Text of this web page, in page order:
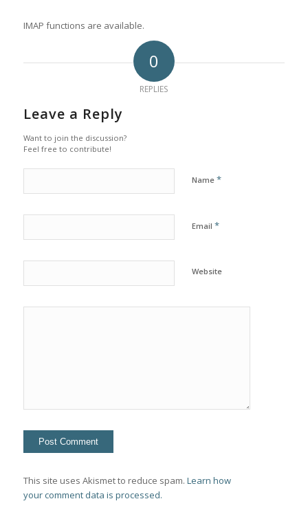
IMAP functions are available.
0
REPLIES
Leave a Reply
Want to join the discussion?
Feel free to contribute!
Name *
Email *
Website
This site uses Akismet to reduce spam. Learn how
your comment data is processed.